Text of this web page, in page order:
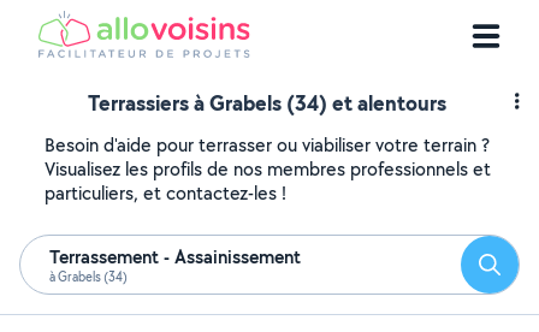
Terrassiers à Grabels (34) et alentours
Besoin d'aide pour terrasser ou viabiliser votre terrain ?
Visualisez les profils de nos membres professionnels et
particuliers, et contactez-les !
Terrassement - Assainissement
à Grabels (34)